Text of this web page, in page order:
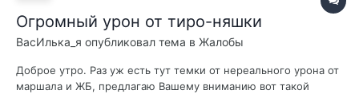
Огромный урон от тиро-няшки
ВасИлька_я опубликовал тема в Жалобы
Доброе утро. Раз уж есть тут темки от нереального урона от
маршала и ЖБ, предлагаю Вашему вниманию вот такой